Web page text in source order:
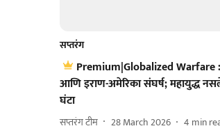
सप्तरंग
Premium|Globalized Warfare :
आणि इराण-अमेरिका संघर्ष; महायुद्ध
घंटा
सप्तरंग टीम 28 March 2026 4 min